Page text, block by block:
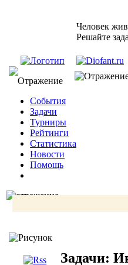
Человек
Решайте
События
Задачи
Турниры
Рейтинги
Статистика
Новости
Помощь
Задачи: